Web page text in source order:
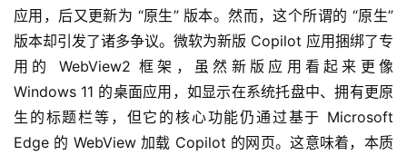
应用，后又更新为 “原生” 版本。然而，这个所谓的 “原生”
版本却引发了诸多争议。微软为新版 Copilot 应用捆绑了专
用的 WebView2 框架，虽然新版应用看起来更像
Windows 11 的桌面应用，如显示在系统托盘中、拥有更原
生的标题栏等，但它的核心功能仍通过基于 Microsoft
Edge 的 WebView 加载 Copilot 的网页。这意味着，本质